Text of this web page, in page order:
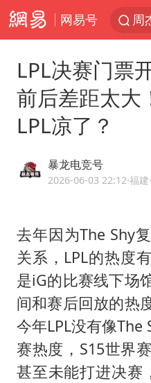
网易号
周
汕
LPL决赛门票
前后差距太大
LPL凉了？
暴龙电竞号
2026-06-03 22:12·福建
去年因为The Shy
关系，LPL的热度
是iG的比赛线下场
间和赛后回放的热
今年LPL没有像The
赛热度，S15世界
甚至未能打进决赛